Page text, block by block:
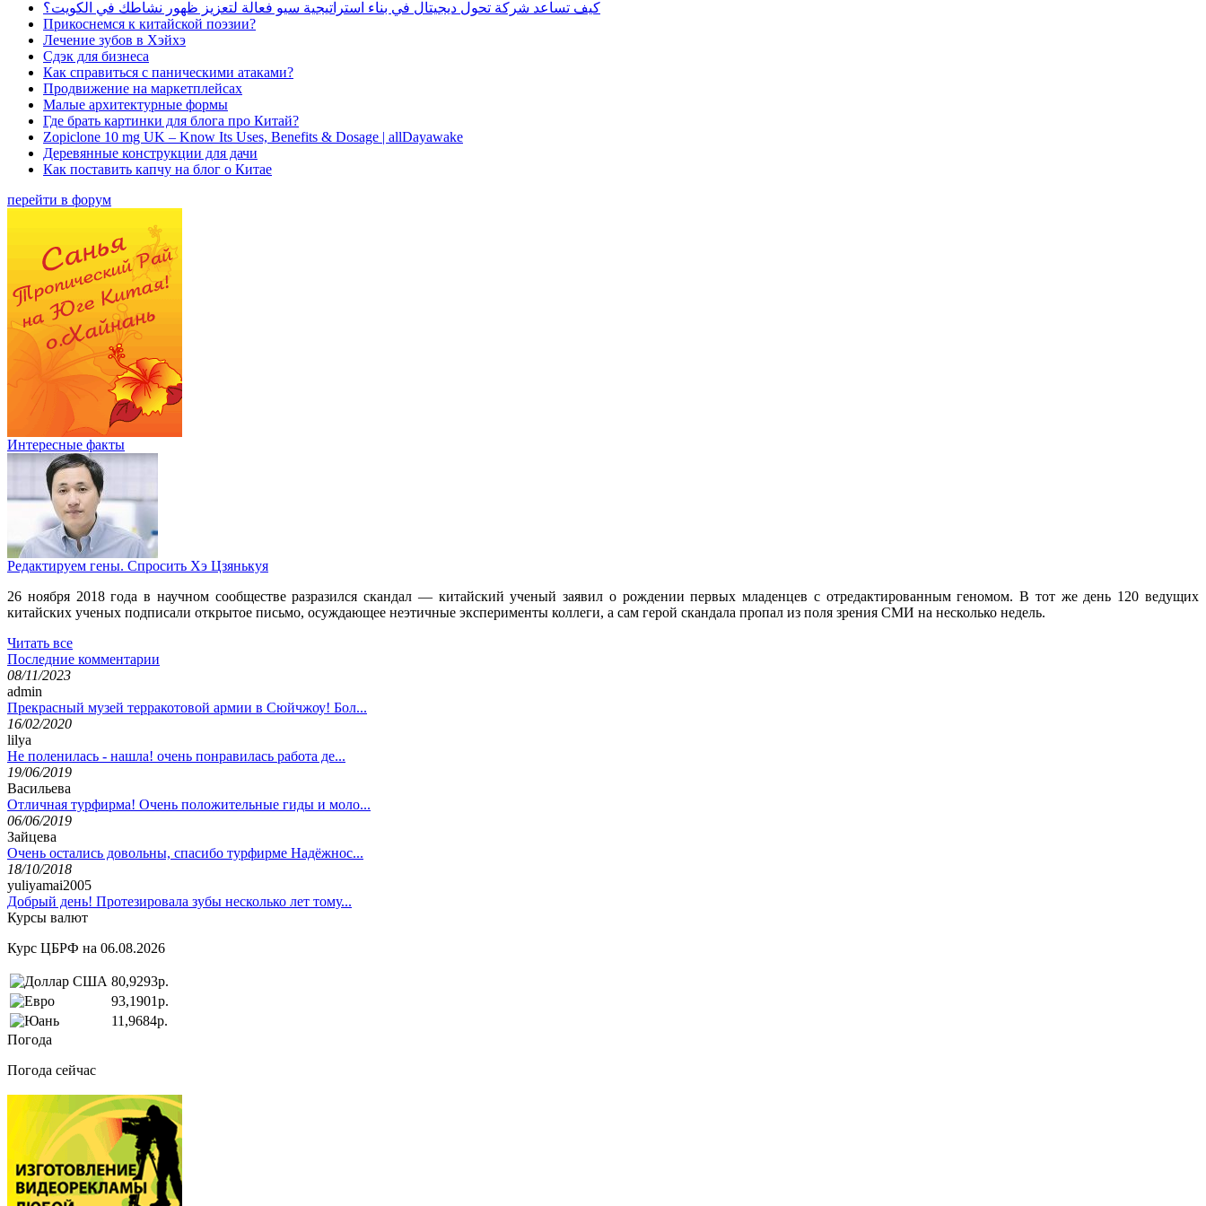
كيف تساعد شركة تحول ديجيتال في بناء استراتيجية سيو فعالة لتعزيز ظهور نشاطك في الكويت؟
Прикоснемся к китайской поэзии?
Лечение зубов в Хэйхэ
Сдэк для бизнеса
Как справиться с паническими атаками?
Продвижение на маркетплейсах
Малые архитектурные формы
Где брать картинки для блога про Китай?
Zopiclone 10 mg UK – Know Its Uses, Benefits & Dosage | allDayawake
Деревянные конструкции для дачи
Как поставить капчу на блог о Китае
перейти в форум
Интересные факты
Редактируем гены. Спросить Хэ Цзянькуя
26 ноября 2018 года в научном сообществе разразился скандал — китайский ученый заявил о рождении первых младенцев с отредактированным геномом. В тот же день 120 ведущих
китайских ученых подписали открытое письмо, осуждающее неэтичные эксперименты коллеги, а сам герой скандала пропал из поля зрения СМИ на несколько недель.
Читать все
Последние комментарии
08/11/2023
admin
Прекрасный музей терракотовой армии в Сюйчжоу! Бол...
16/02/2020
lilya
Не поленилась - нашла! очень понравилась работа де...
19/06/2019
Васильева
Отличная турфирма! Очень положительные гиды и моло...
06/06/2019
Зайцева
Очень остались довольны, спасибо турфирме Надёжнос...
18/10/2018
yuliyamai2005
Добрый день! Протезировала зубы несколько лет тому...
Курсы валют
Курс ЦБРФ на 06.08.2026
80,9293р.
93,1901р.
11,9684р.
Погода
Погода сейчас